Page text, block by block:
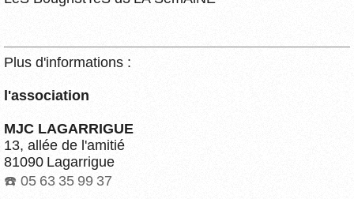
Plus d'informations :
l'association
MJC LAGARRIGUE
13, allée de l'amitié
81090 Lagarrigue
05 63 35 99 37